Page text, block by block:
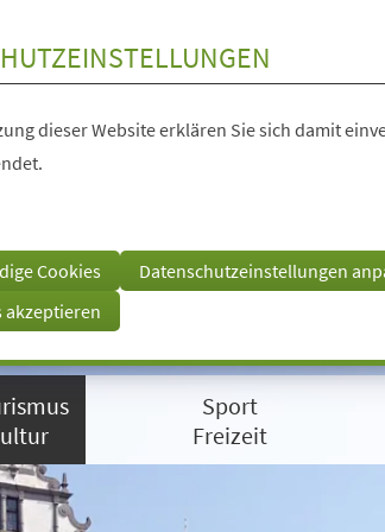
dieser Website erklären Sie sich damit
Cookies
Datenschutzeinstellungen
akzeptieren
Sport
Freizeit